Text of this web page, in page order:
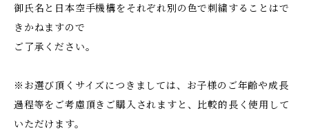
御氏名と日本空手機構をそれぞれ別の色で刺繍することはで
きかねますので
ご了承ください。
※お選び頂くサイズにつきましては、お子様のご年齢や成長
過程等をご考慮頂きご購入されますと、比較的長く使用して
いただけます。